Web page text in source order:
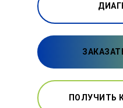
ПОЛУЧИТЬ